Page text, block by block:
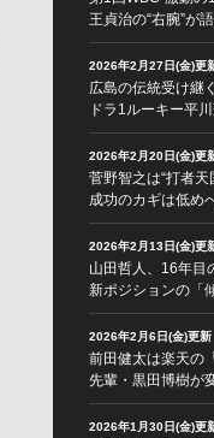
王貞治の“右腕”が
2026年2月27日(金)更
広島の伝統受け継
ドラ1ルーキー平
2026年2月20日(金)更
菅野智之は“打者
成功のカギは低め
2026年2月13日(金)更
山田哲人、16年目
新ポジションの「
2026年2月6日(金)更新
前田健太は楽天の
先輩・黒田博樹が
2026年1月30日(金)更